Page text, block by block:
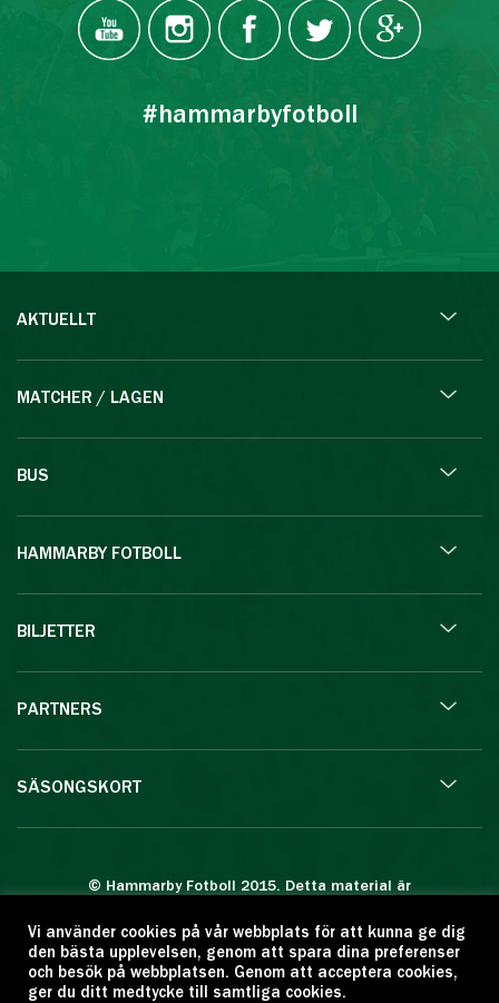
#hammarbyfotboll
AKTUELLT
MATCHER / LAGEN
BUS
HAMMARBY FOTBOLL
BILJETTER
PARTNERS
SÄSONGSKORT
© Hammarby Fotboll 2015. Detta material är
Eftertryck eller annan kopiering är förbjuden.
Citera oss gärna men ange källan:
www.hammarbyfotboll.se. Ansvarig utgivare:
Vi använder cookies på vår webbplats för att kunna ge dig
den bästa upplevelsen, genom att spara dina preferenser
och besök på webbplatsen. Genom att acceptera cookies,
ger du ditt medtycke till samtliga cookies.